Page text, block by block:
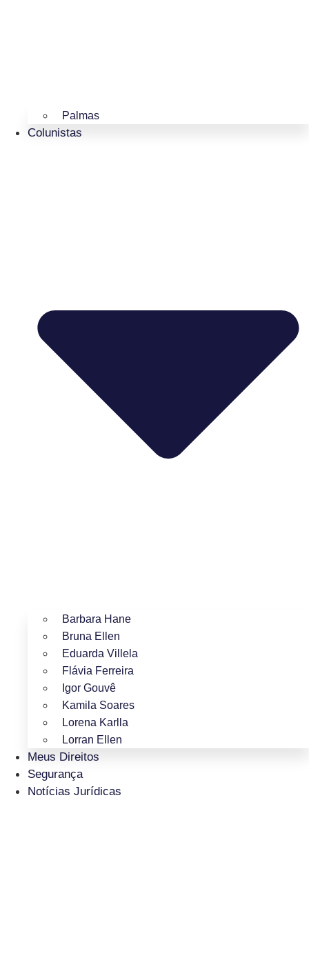
Palmas
Colunistas
Barbara Hane
Bruna Ellen
Eduarda Villela
Flávia Ferreira
Igor Gouvê
Kamila Soares
Lorena Karlla
Lorran Ellen
Meus Direitos
Segurança
Notícias Jurídicas